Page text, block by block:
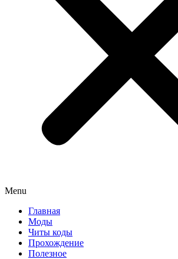
Menu
Главная
Моды
Читы коды
Прохождение
Полезное